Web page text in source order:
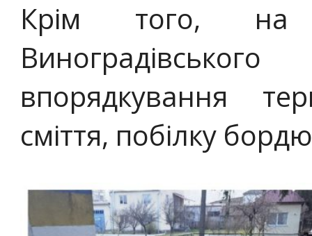
Крім того, на
впорядкування
сміття, побілку